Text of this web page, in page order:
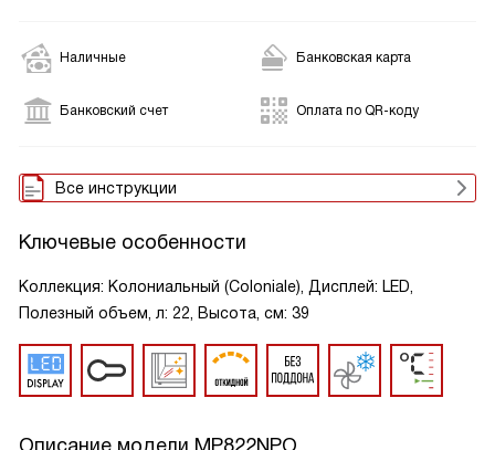
Наличные Банковская карта
Банковский счет Оплата по QR-коду
Все инструкции
Ключевые особенности
Коллекция: Колониальный (Coloniale), Дисплей: LED,
Полезный объем, л: 22, Высота, см: 39
Описание модели MP822NPO